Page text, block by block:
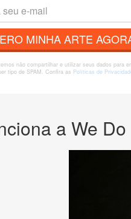
MINHA ARTE
não compartilhar e utilizar seus dados para
tipo de SPAM. Confira as Políticas de
a We